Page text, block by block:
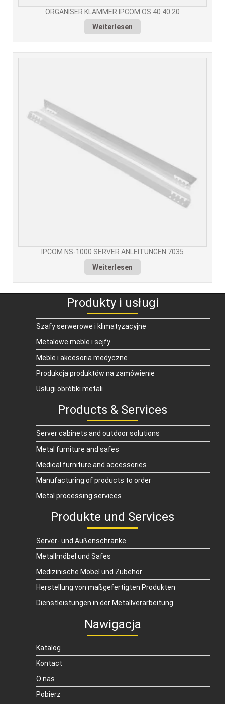
ORGANISER KLAMMER IPCOM OS 40.40.20
Weiterlesen
IPCOM NS-1000 SERVER ANLEITUNGEN 7035
Weiterlesen
Produkty i usługi
Szafy serwerowe i klimatyzacyjne
Metalowe meble i sejfy
Meble i akcesoria medyczne
Produkcja produktów na zamówienie
Usługi obróbki metali
Products & Services
Server cabinets and outdoor solutions
Metal furniture and safes
Medical furniture and accessories
Manufacturing of products to order
Metal processing services
Produkte und Services
Server- und Außenschränke
Metallmöbel und Safes
Medizinische Möbel und Zubehör
Herstellung von maßgefertigten Produkten
Dienstleistungen in der Metallverarbeitung
Nawigacja
Katalog
Kontact
O nas
Pobierz